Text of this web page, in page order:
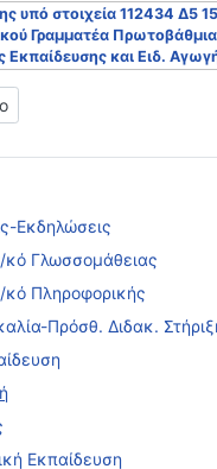
Εκδηλώσεις
κό Γλωσσομάθειας
κό Πληροφορικής
Πρόσθ. Διδακ.
Εκπαίδευση
υπό στοιχεία 112434 Δ5
Γραμματέα
Εκπαίδευσης και Ειδ.
Προκήρυξη